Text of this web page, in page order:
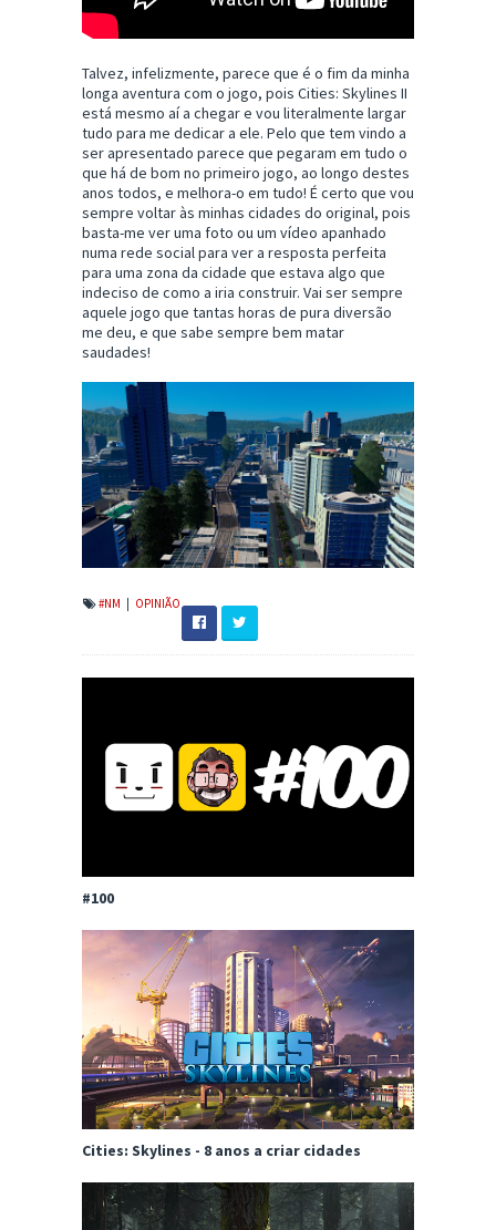
Talvez, infelizmente, parece que é o fim da minha
longa aventura com o jogo, pois Cities: Skylines II
está mesmo aí a chegar e vou literalmente largar
tudo para me dedicar a ele. Pelo que tem vindo a
ser apresentado parece que pegaram em tudo o
que há de bom no primeiro jogo, ao longo destes
anos todos, e melhora-o em tudo! É certo que vou
sempre voltar às minhas cidades do original, pois
basta-me ver uma foto ou um vídeo apanhado
numa rede social para ver a resposta perfeita
para uma zona da cidade que estava algo que
indeciso de como a iria construir. Vai ser sempre
aquele jogo que tantas horas de pura diversão
me deu, e que sabe sempre bem matar
saudades!
#NM OPINIÃO
#100
Cities: Skylines - 8 anos a criar cidades